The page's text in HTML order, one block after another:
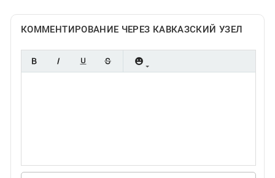
КОММЕНТИРОВАНИЕ ЧЕРЕЗ КАВКАЗСКИЙ УЗЕЛ